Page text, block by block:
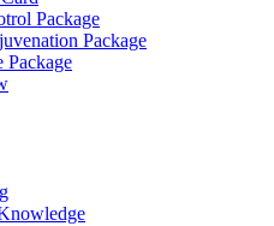
Package
Package
Package